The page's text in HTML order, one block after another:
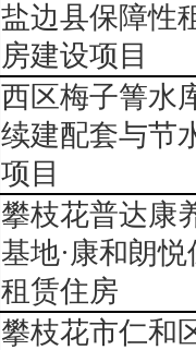
盐边县保障性
房建设项目
西区梅子箐水
续建配套与节
项目
攀枝花普达康
基地·康和朗悦
租赁住房
攀枝花市仁和